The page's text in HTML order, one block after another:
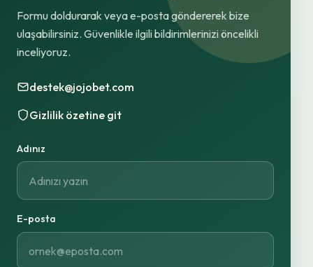
Formu doldurarak veya e-posta göndererek bize
ulaşabilirsiniz. Güvenlikle ilgili bildirimlerinizi öncelikli
inceliyoruz.
destek@jojobet.com
Gizlilik özetine git
Adınız
E-posta